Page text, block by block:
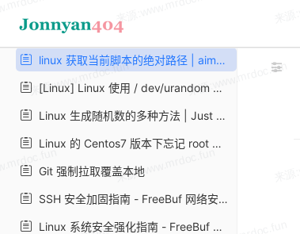
将 SMB/CIFS 网络硬盘永久的挂载到 Ubuntu 上 - 简书
linux 获取当前脚本的绝对路径 | aimuke
[Linux] Linux 使用 / dev/urandom 生成随机数 - piaohua's blog
Linux 生成随机数的多种方法 | Just Do It
Linux 的 Centos7 版本下忘记 root 或者普通用户密码怎么办？
Git 强制拉取覆盖本地
SSH 安全加固指南 - FreeBuf 网络安全行业门户
Linux 系统安全强化指南 - FreeBuf 网络安全行业门户